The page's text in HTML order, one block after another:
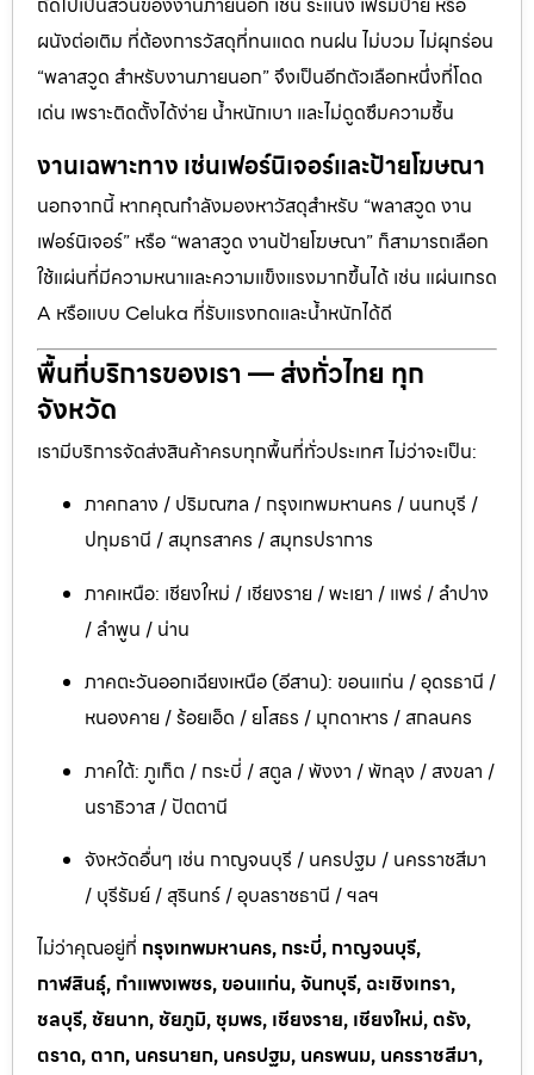
ผนังต่อเติม ที่ต้องการวัสดุที่ทนแดด ทนฝน ไม่บวม ไม่ผุกร่อน
“พลาสวูด สำหรับงานภายนอก” จึงเป็นอีกตัวเลือกหนึ่งที่โดด
เด่น เพราะติดตั้งได้ง่าย น้ำหนักเบา และไม่ดูดซึมความชื้น
งานเฉพาะทาง เช่นเฟอร์นิเจอร์และป้ายโฆษณา
นอกจากนี้ หากคุณกำลังมองหาวัสดุสำหรับ “พลาสวูด งาน
เฟอร์นิเจอร์” หรือ “พลาสวูด งานป้ายโฆษณา” ก็สามารถเลือก
ใช้แผ่นที่มีความหนาและความแข็งแรงมากขึ้นได้ เช่น แผ่นเกรด
A หรือแบบ Celuka ที่รับแรงกดและน้ำหนักได้ดี
พื้นที่บริการของเรา — ส่งทั่วไทย ทุก
จังหวัด
เรามีบริการจัดส่งสินค้าครบทุกพื้นที่ทั่วประเทศ ไม่ว่าจะเป็น:
ภาคกลาง / ปริมณฑล / กรุงเทพมหานคร / นนทบุรี /
ปทุมธานี / สมุทรสาคร / สมุทรปราการ
ภาคเหนือ: เชียงใหม่ / เชียงราย / พะเยา / แพร่ / ลำปาง
/ ลำพูน / น่าน
ภาคตะวันออกเฉียงเหนือ (อีสาน): ขอนแก่น / อุดรธานี /
หนองคาย / ร้อยเอ็ด / ยโสธร / มุกดาหาร / สกลนคร
ภาคใต้: ภูเก็ต / กระบี่ / สตูล / พังงา / พัทลุง / สงขลา /
นราธิวาส / ปัตตานี
จังหวัดอื่นๆ เช่น กาญจนบุรี / นครปฐม / นครราชสีมา
/ บุรีรัมย์ / สุรินทร์ / อุบลราชธานี / ฯลฯ
ไม่ว่าคุณอยู่ที่ กรุงเทพมหานคร, กระบี่, กาญจนบุรี,
กาฬสินธุ์, กำแพงเพชร, ขอนแก่น, จันทบุรี, ฉะเชิงเทรา,
ชลบุรี, ชัยนาท, ชัยภูมิ, ชุมพร, เชียงราย, เชียงใหม่, ตรัง,
ตราด, ตาก, นครนายก, นครปฐม, นครพนม, นครราชสีมา,